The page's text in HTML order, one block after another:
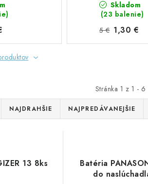
Skladom
(23 balenie)
5 € 1,30 €
Stránka 1 z 1 - 6
NAJDRAHŠIE NAJPREDÁVANEJŠIE
13 8ks
Batéria
do